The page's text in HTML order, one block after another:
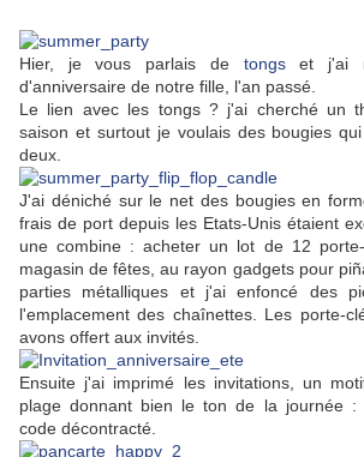
Hier, je vous parlais de tongset j'ai
d'anniversaire de notre fille, l'an passé.
Le lien avec les tongs ? j'ai cherché un
saison et surtout je voulais des bougies
deux.
J'ai déniché sur le net des bougies en
frais de port depuis les Etats-Unis étaient
une combine : acheter un lot de 12
magasin de fêtes, au rayon gadgets pour
parties métalliques et j'ai enfoncé des
l'emplacement des chaînettes. Les porte-
avons offert aux invités.
Ensuite j'ai imprimé les invitations, un
plage donnant bien le ton de la journée :
code décontracté.